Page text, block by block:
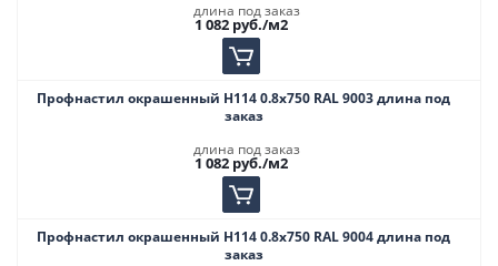
длина под заказ
1 082руб./м2
Профнастил окрашенный Н114 0.8х750 RAL 9003 длина под
заказ
длина под заказ
1 082руб./м2
Профнастил окрашенный Н114 0.8х750 RAL 9004 длина под
заказ